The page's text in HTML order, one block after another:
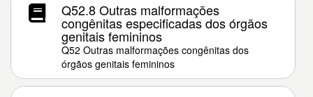
Q52.8 Outras malformações
congênitas especificadas dos órgãos
genitais femininos
Q52 Outras malformações congênitas dos
órgãos genitais femininos